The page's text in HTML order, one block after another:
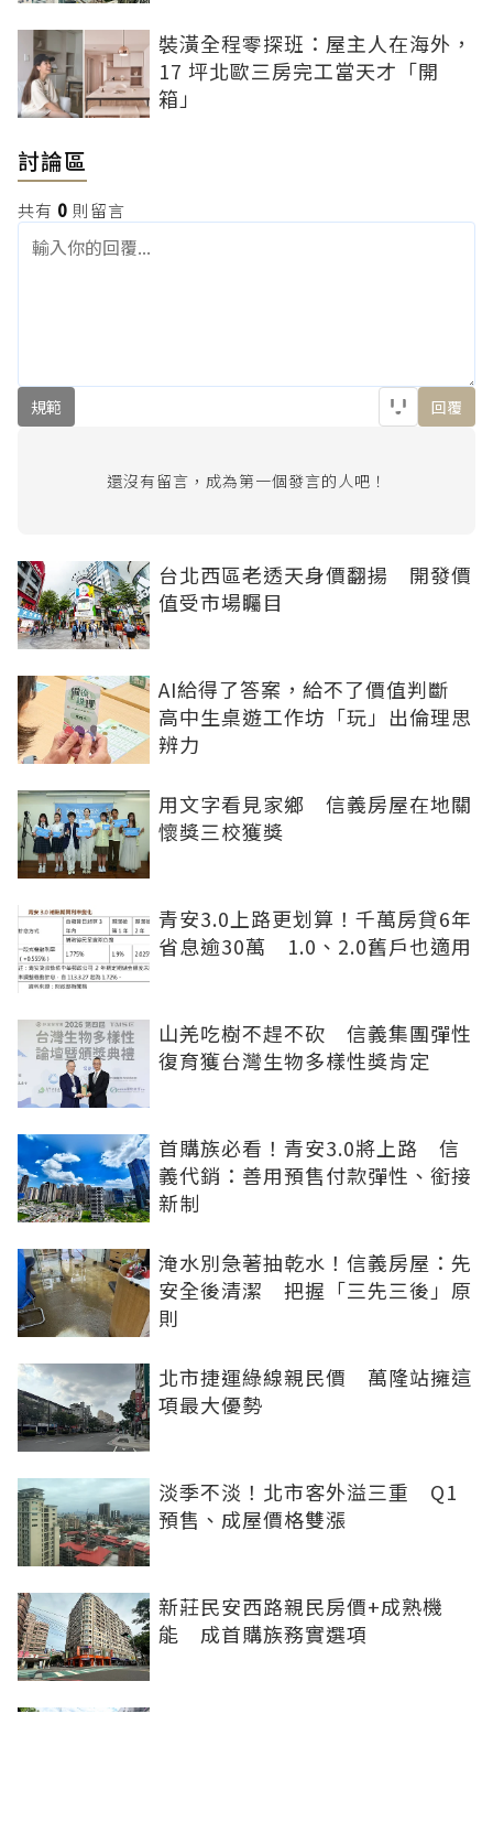
裝潢全程零探班：屋主人在海外，
17 坪北歐三房完工當天才「開
箱」
討論區
共有 0 則留言
規範 回覆
還沒有留言，成為第一個發言的人吧！
台北西區老透天身價翻揚 開發價
值受市場矚目
AI給得了答案，給不了價值判斷
高中生桌遊工作坊「玩」出倫理思
辨力
用文字看見家鄉 信義房屋在地關
懷獎三校獲獎
青安3.0上路更划算！千萬房貸6年
省息逾30萬 1.0、2.0舊戶也適用
山羌吃樹不趕不砍 信義集團彈性
復育獲台灣生物多樣性獎肯定
首購族必看！青安3.0將上路 信
義代銷：善用預售付款彈性、銜接
新制
淹水別急著抽乾水！信義房屋：先
安全後清潔 把握「三先三後」原
則
北市捷運綠線親民價 萬隆站擁這
項最大優勢
淡季不淡！北市客外溢三重 Q1
預售、成屋價格雙漲
新莊民安西路親民房價+成熟機
能 成首購族務實選項